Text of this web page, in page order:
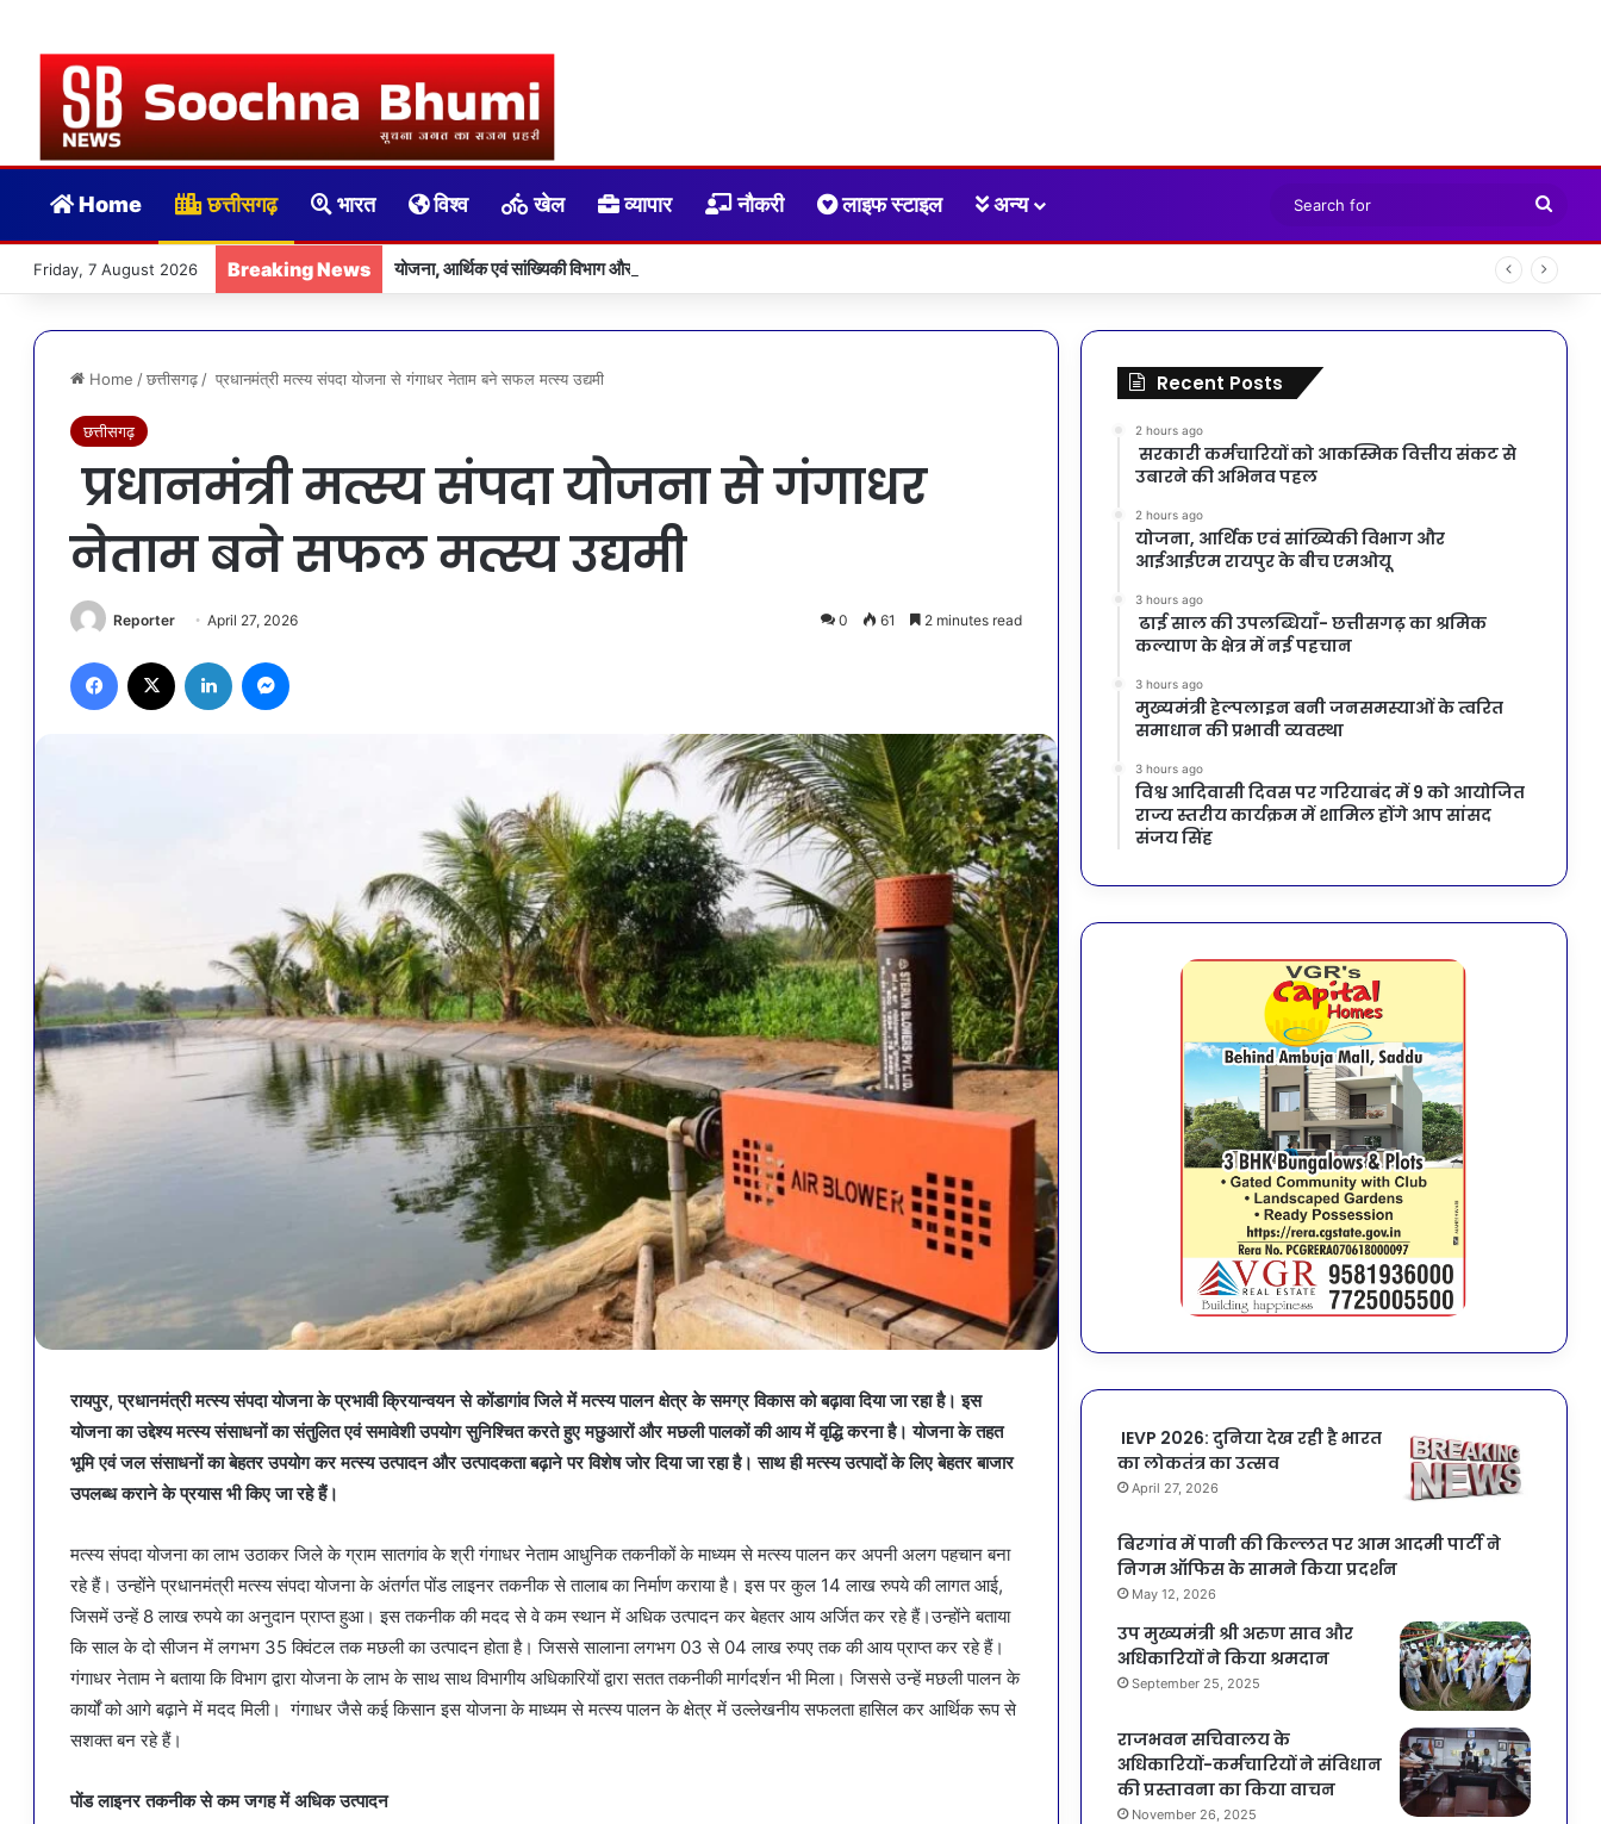
Home छत्तीसगढ़ भारत विश्व खेल व्यापार नौकरी लाइफ स्टाइल अन्य
for
Friday, 7 August 2026 Breaking News योजना, आर्थिक एवं सांख्यिकी विभाग और आईआईएम रायपुर के बीच एमओयू
Home / छत्तीसगढ़ / प्रधानमंत्री मत्स्य संपदा योजना से गंगाधर नेताम बने सफल मत्स्य उद्यमी
छत्तीसगढ़
प्रधानमंत्री मत्स्य संपदा योजना से गंगाधर
नेताम बने सफल मत्स्य उद्यमी
Reporter April 27, 2026 0 61 2 minutes read
Facebook LinkedIn
रायपुर, प्रधानमंत्री मत्स्य संपदा योजना के प्रभावी क्रियान्वयन से कोंडागांव जिले में मत्स्य पालन क्षेत्र के समग्र विकास को बढ़ावा दिया जा रहा है। इस
योजना का उद्देश्य मत्स्य संसाधनों का संतुलित एवं समावेशी उपयोग सुनिश्चित करते हुए मछुआरों और मछली पालकों की आय में वृद्धि करना है। योजना के तहत
भूमि एवं जल संसाधनों का बेहतर उपयोग कर मत्स्य उत्पादन और उत्पादकता बढ़ाने पर विशेष जोर दिया जा रहा है। साथ ही मत्स्य उत्पादों के लिए बेहतर बाजार
उपलब्ध कराने के प्रयास भी किए जा रहे हैं।
मत्स्य संपदा योजना का लाभ उठाकर जिले के ग्राम सातगांव के श्री गंगाधर नेताम आधुनिक तकनीकों के माध्यम से मत्स्य पालन कर अपनी अलग पहचान बना
रहे हैं। उन्होंने प्रधानमंत्री मत्स्य संपदा योजना के अंतर्गत पोंड लाइनर तकनीक से तालाब का निर्माण कराया है। इस पर कुल 14 लाख रुपये की लागत आई,
जिसमें उन्हें 8 लाख रुपये का अनुदान प्राप्त हुआ। इस तकनीक की मदद से वे कम स्थान में अधिक उत्पादन कर बेहतर आय अर्जित कर रहे हैं।उन्होंने बताया
कि साल के दो सीजन में लगभग 35 क्विंटल तक मछली का उत्पादन होता है। जिससे सालाना लगभग 03 से 04 लाख रुपए तक की आय प्राप्त कर रहे हैं।
गंगाधर नेताम ने बताया कि विभाग द्वारा योजना के लाभ के साथ साथ विभागीय अधिकारियों द्वारा सतत तकनीकी मार्गदर्शन भी मिला। जिससे उन्हें मछली पालन के
कार्यों को आगे बढ़ाने में मदद मिली। गंगाधर जैसे कई किसान इस योजना के माध्यम से मत्स्य पालन के क्षेत्र में उल्लेखनीय सफलता हासिल कर आर्थिक रूप से
सशक्त बन रहे हैं।
पोंड लाइनर तकनीक से कम जगह में अधिक उत्पादन
Recent Posts
2 hours ago
सरकारी कर्मचारियों को आकस्मिक वित्तीय संकट से
उबारने की अभिनव पहल
2 hours ago
योजना, आर्थिक एवं सांख्यिकी विभाग और
आईआईएम रायपुर के बीच एमओयू
3 hours ago
ढाई साल की उपलब्धियाँ- छत्तीसगढ़ का श्रमिक
कल्याण के क्षेत्र में नई पहचान
3 hours ago
मुख्यमंत्री हेल्पलाइन बनी जनसमस्याओं के त्वरित
समाधान की प्रभावी व्यवस्था
3 hours ago
विश्व आदिवासी दिवस पर गरियाबंद में 9 को आयोजित
राज्य स्तरीय कार्यक्रम में शामिल होंगे आप सांसद
संजय सिंह
IEVP 2026: दुनिया देख रही है भारत
का लोकतंत्र का उत्सव
April 27, 2026
बिरगांव में पानी की किल्लत पर आम आदमी पार्टी ने
निगम ऑफिस के सामने किया प्रदर्शन
May 12, 2026
उप मुख्यमंत्री श्री अरुण साव और
अधिकारियों ने किया श्रमदान
September 25, 2025
राजभवन सचिवालय के
अधिकारियों-कर्मचारियों ने संविधान
की प्रस्तावना का किया वाचन
November 26, 2025